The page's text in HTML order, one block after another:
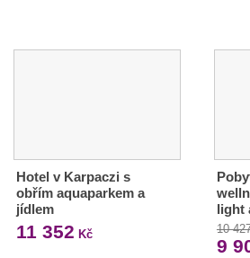
Hotel v Karpaczi s
obřím aquaparkem a
jídlem
11 352 Kč
light
10
9